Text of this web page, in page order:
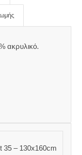
ακρυλικό.
35 – 130x160cm